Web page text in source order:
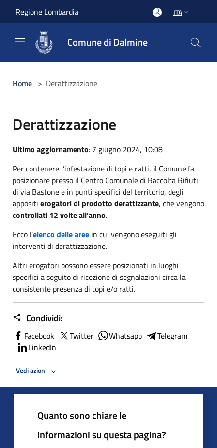
Regione Lombardia ITA
Comune di Dalmine
Home > Derattizzazione
Derattizzazione
Ultimo aggiornamento: 7 giugno 2024, 10:08
Per contenere l’infestazione di topi e ratti, il Comune fa
posizionare presso il Centro Comunale di Raccolta Rifiuti
di via Bastone e in punti specifici del territorio, degli
appositi erogatori di prodotto derattizzante, che vengono
controllati 12 volte all’anno.
Ecco l’elenco delle aree in cui vengono eseguiti gli
interventi di derattizzazione.
Altri erogatori possono essere posizionati in luoghi
specifici a seguito di ricezione di segnalazioni circa la
consistente presenza di topi e/o ratti.
Condividi:
Facebook Twitter Whatsapp
Telegram
LinkedIn
Vedi azioni
Quanto sono chiare le
informazioni su questa pagina?